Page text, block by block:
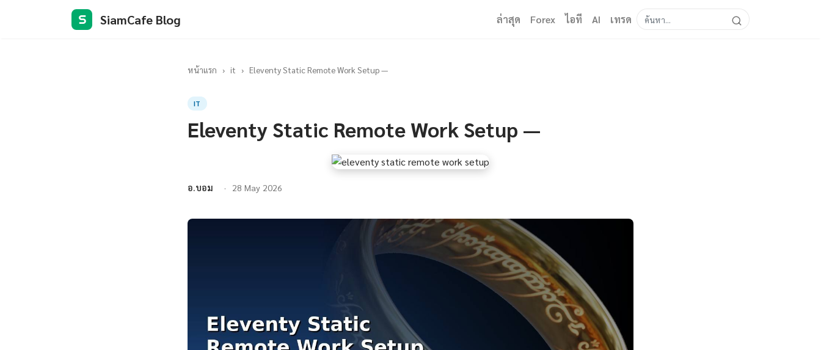
S SiamCafe Blog ล่าสุด Forex ไอที AI เทรด
หน้าแรก › it › Eleventy Static Remote Work Setup —
IT
Eleventy Static Remote Work Setup —
อ.บอม 28 May 2026